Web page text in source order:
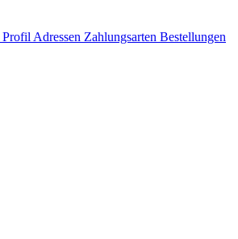
Profil Adressen Zahlungsarten Bestellungen